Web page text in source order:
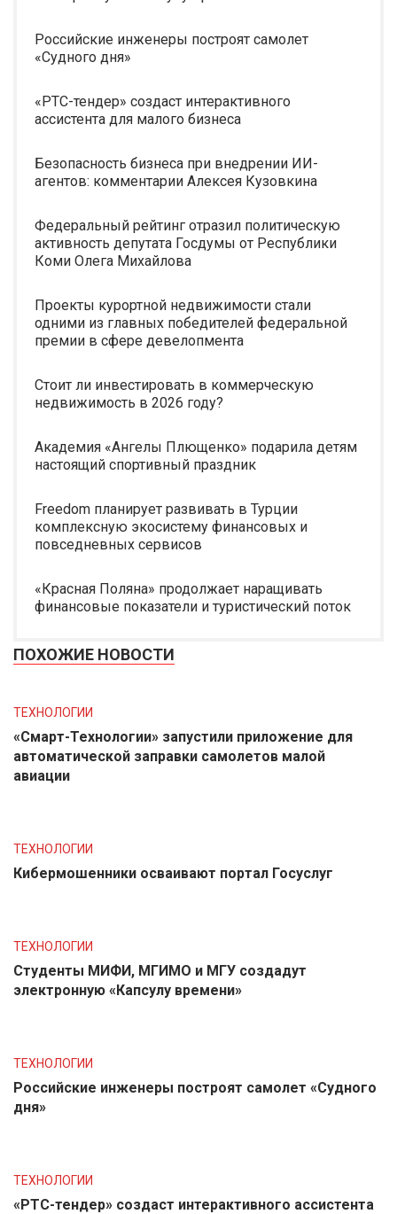
Российские инженеры построят самолет
«Судного дня»
«РТС-тендер» создаст интерактивного
ассистента для малого бизнеса
Безопасность бизнеса при внедрении ИИ-
агентов: комментарии Алексея Кузовкина
Федеральный рейтинг отразил политическую
активность депутата Госдумы от Республики
Коми Олега Михайлова
Проекты курортной недвижимости стали
одними из главных победителей федеральной
премии в сфере девелопмента
Стоит ли инвестировать в коммерческую
недвижимость в 2026 году?
Академия «Ангелы Плющенко» подарила детям
настоящий спортивный праздник
Freedom планирует развивать в Турции
комплексную экосистему финансовых и
повседневных сервисов
«Красная Поляна» продолжает наращивать
финансовые показатели и туристический поток
ПОХОЖИЕ НОВОСТИ
ТЕХНОЛОГИИ
«Смарт-Технологии» запустили приложение для
автоматической заправки самолетов малой
авиации
ТЕХНОЛОГИИ
Кибермошенники осваивают портал Госуслуг
ТЕХНОЛОГИИ
Студенты МИФИ, МГИМО и МГУ создадут
электронную «Капсулу времени»
ТЕХНОЛОГИИ
Российские инженеры построят самолет «Судного
дня»
ТЕХНОЛОГИИ
«РТС-тендер» создаст интерактивного ассистента